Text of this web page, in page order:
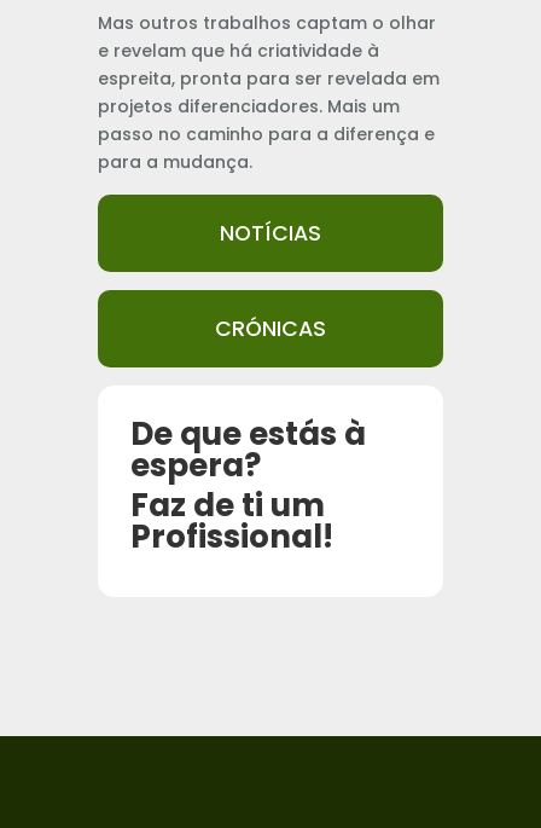
Mas outros trabalhos captam o olhar
e revelam que há criatividade à
espreita, pronta para ser revelada em
projetos diferenciadores. Mais um
passo no caminho para a diferença e
para a mudança.
NOTÍCIAS
CRÓNICAS
De que estás à
espera?
Faz de ti um
Profissional!